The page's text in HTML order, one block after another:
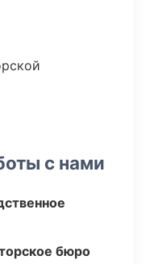
с нами
бюро